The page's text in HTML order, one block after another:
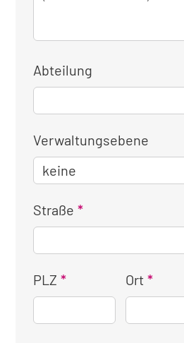
Abteilung
Verwaltungsebene
Straße
PLZ Ort